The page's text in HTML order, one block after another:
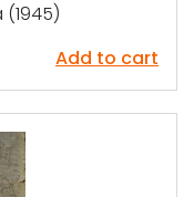
Add to cart